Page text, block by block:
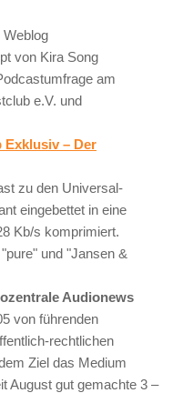
von Kira Song
am
e.V. und
Exklusiv – Der
zu den Universal-
eingebettet in eine
Kb/s komprimiert.
und "Jansen &
Audionews
von führenden
rechtlichen
Ziel das Medium
August gut gemachte 3 –